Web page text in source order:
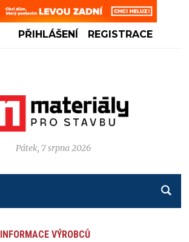
PŘIHLÁŠENÍ REGISTRACE
Pátek, 7 srpna 2026
INFORMACE VÝROBCŮ